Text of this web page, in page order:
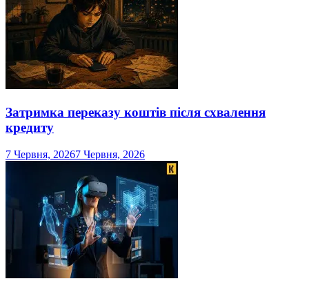
Затримка переказу коштів після схвалення
кредиту
7 Червня, 20267 Червня, 2026